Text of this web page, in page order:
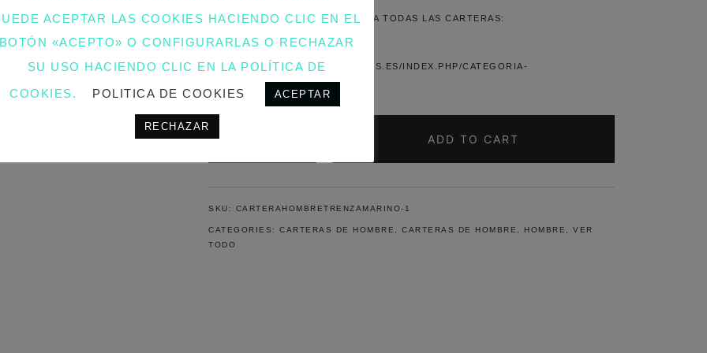
AQUÍ TE PONEMOS UN ENLACE A TODAS LAS CARTERAS:
CARTERAHTTPS://WWW.ENABAGS.ES/INDEX.PHP/CATEGORIA-
PRODUCTO/CARTERAS/
QUANTITY
ADD TO CART
SKU: CARTERAHOMBRETRENZAMARINO-1
CATEGORIES: CARTERAS DE HOMBRE CARTERAS DE HOMBRE HOMBRE
VER
TODO
ACEPTAR LAS COOKIES HACIENDO CLIC EN EL
BOTÓN «ACEPTO» O CONFIGURARLAS O RECHAZAR
SU USO HACIENDO CLIC EN LA POLÍTICA DE
COOKIES.
POLITICA DE COOKIES ACEPTAR
RECHAZAR